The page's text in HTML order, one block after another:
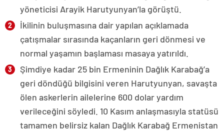
yöneticisi Arayik Harutyunyan’la görüştü.
İkilinin buluşmasına dair yapılan açıklamada
çatışmalar sırasında kaçanların geri dönmesi ve
normal yaşamın başlaması masaya yatırıldı.
Şimdiye kadar 25 bin Ermeninin Dağlık Karabağ’a
geri döndüğü bilgisini veren Harutyunyan, savaşta
ölen askerlerin ailelerine 600 dolar yardım
verileceğini söyledi. 10 Kasım anlaşmasıyla statüsü
tamamen belirsiz kalan Dağlık Karabağ Ermenistan